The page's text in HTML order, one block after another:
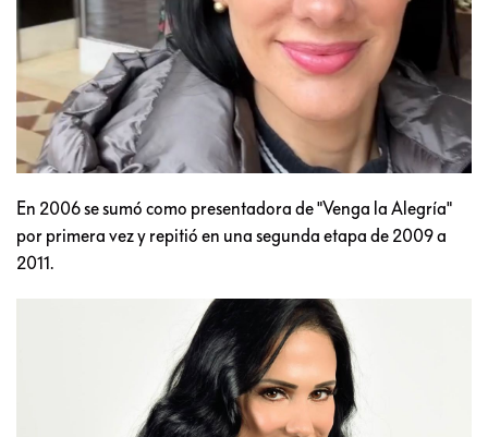
En 2006 se sumó como presentadora de "Venga la Alegría"
por primera vez y repitió en una segunda etapa de 2009 a
2011.